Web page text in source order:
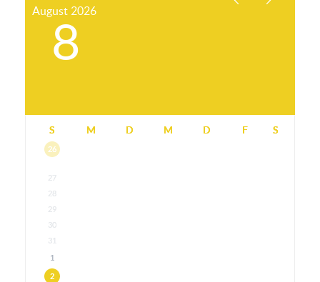
August 2026
8
S M D M D F S
26
27
28
29
30
31
1
2